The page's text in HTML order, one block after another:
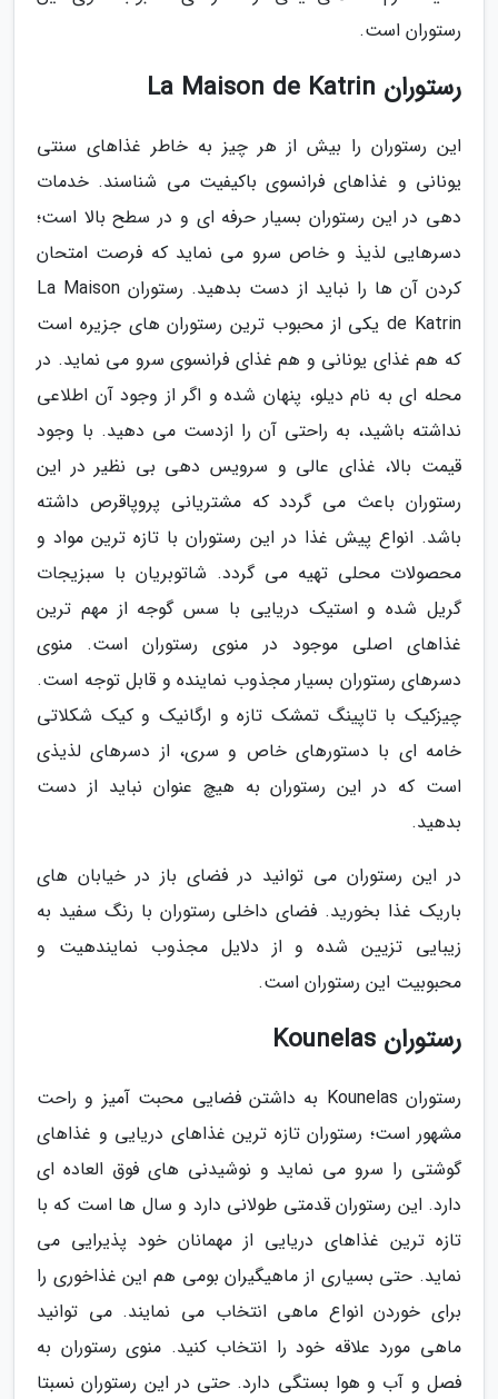
رستوران است.
رستوران La Maison de Katrin
این رستوران را بیش از هر چیز به خاطر غذاهای سنتی
یونانی و غذاهای فرانسوی باکیفیت می شناسند. خدمات
دهی در این رستوران بسیار حرفه ای و در سطح بالا است؛
دسرهایی لذیذ و خاص سرو می نماید که فرصت امتحان
کردن آن ها را نباید از دست بدهید. رستوران La Maison
de Katrin یکی از محبوب ترین رستوران های جزیره است
که هم غذای یونانی و هم غذای فرانسوی سرو می نماید. در
محله ای به نام دیلو، پنهان شده و اگر از وجود آن اطلاعی
نداشته باشید، به راحتی آن را ازدست می دهید. با وجود
قیمت بالا، غذای عالی و سرویس دهی بی نظیر در این
رستوران باعث می گردد که مشتریانی پروپاقرص داشته
باشد. انواع پیش غذا در این رستوران با تازه ترین مواد و
محصولات محلی تهیه می گردد. شاتوبریان با سبزیجات
گریل شده و استیک دریایی با سس گوجه از مهم ترین
غذاهای اصلی موجود در منوی رستوران است. منوی
دسرهای رستوران بسیار مجذوب نماینده و قابل توجه است.
چیزکیک با تاپینگ تمشک تازه و ارگانیک و کیک شکلاتی
خامه ای با دستورهای خاص و سری، از دسرهای لذیذی
است که در این رستوران به هیچ عنوان نباید از دست
بدهید.
در این رستوران می توانید در فضای باز در خیابان های
باریک غذا بخورید. فضای داخلی رستوران با رنگ سفید به
زیبایی تزیین شده و از دلایل مجذوب نمایندهیت و
محبوبیت این رستوران است.
رستوران Kounelas
رستوران Kounelas به داشتن فضایی محبت آمیز و راحت
مشهور است؛ رستوران تازه ترین غذاهای دریایی و غذاهای
گوشتی را سرو می نماید و نوشیدنی های فوق العاده ای
دارد. این رستوران قدمتی طولانی دارد و سال ها است که با
تازه ترین غذاهای دریایی از مهمانان خود پذیرایی می
نماید. حتی بسیاری از ماهیگیران بومی هم این غذاخوری را
برای خوردن انواع ماهی انتخاب می نمایند. می توانید
ماهی مورد علاقه خود را انتخاب کنید. منوی رستوران به
فصل و آب و هوا بستگی دارد. حتی در این رستوران نسبتا